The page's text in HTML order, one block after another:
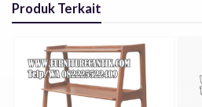
Produk Terkait